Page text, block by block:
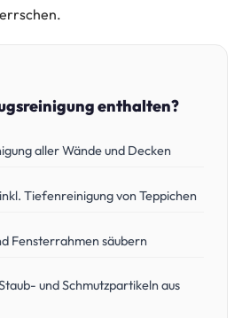
enthalten?
aller Wände und Decken
Tiefenreinigung von Teppichen
Fensterrahmen säubern
und Schmutzpartikeln aus